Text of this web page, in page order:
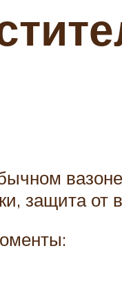
защита